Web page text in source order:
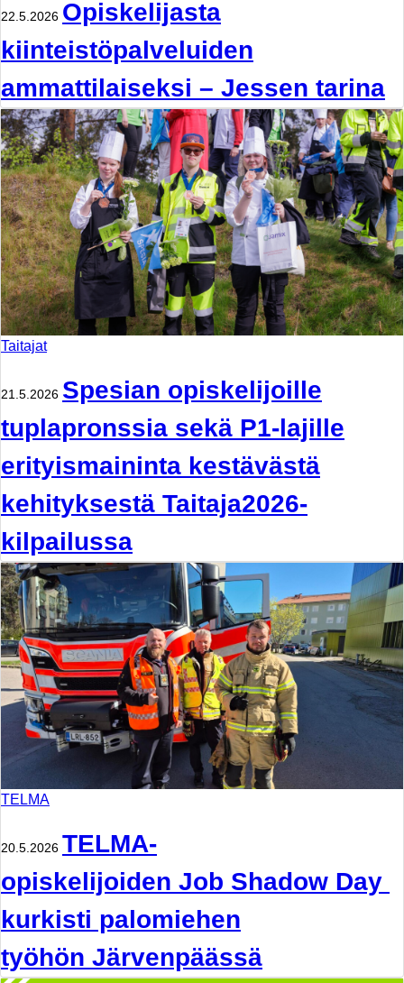
22.5.2026 Opiskelijasta
kiinteistöpalveluiden
ammattilaiseksi – Jessen tarina
Taitajat
21.5.2026 Spesian opiskelijoille
tuplapronssia sekä P1-lajille
erityismaininta kestävästä
kehityksestä Taitaja2026-
kilpailussa
TELMA
20.5.2026 TELMA-
opiskelijoiden Job Shadow Day
kurkisti palomiehen
työhön Järvenpäässä